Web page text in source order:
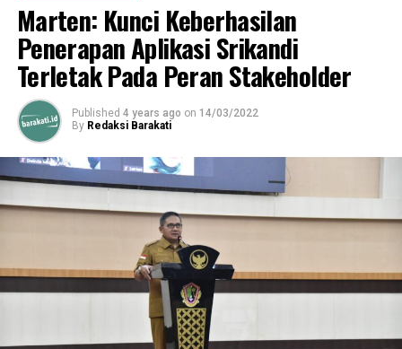
Marten: Kunci Keberhasilan
Penerapan Aplikasi Srikandi
Terletak Pada Peran Stakeholder
Published 4 years ago on 14/03/2022
By Redaksi Barakati